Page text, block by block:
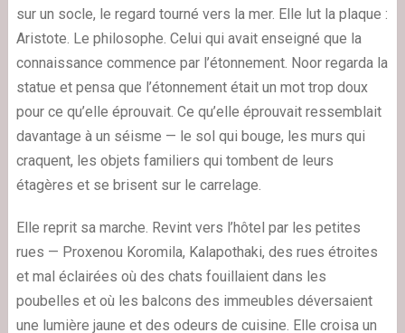
sur un socle, le regard tourné vers la mer. Elle lut la plaque :
Aristote. Le philosophe. Celui qui avait enseigné que la
connaissance commence par l’étonnement. Noor regarda la
statue et pensa que l’étonnement était un mot trop doux
pour ce qu’elle éprouvait. Ce qu’elle éprouvait ressemblait
davantage à un séisme — le sol qui bouge, les murs qui
craquent, les objets familiers qui tombent de leurs
étagères et se brisent sur le carrelage.
Elle reprit sa marche. Revint vers l’hôtel par les petites
rues — Proxenou Koromila, Kalapothaki, des rues étroites
et mal éclairées où des chats fouillaient dans les
poubelles et où les balcons des immeubles déversaient
une lumière jaune et des odeurs de cuisine. Elle croisa un